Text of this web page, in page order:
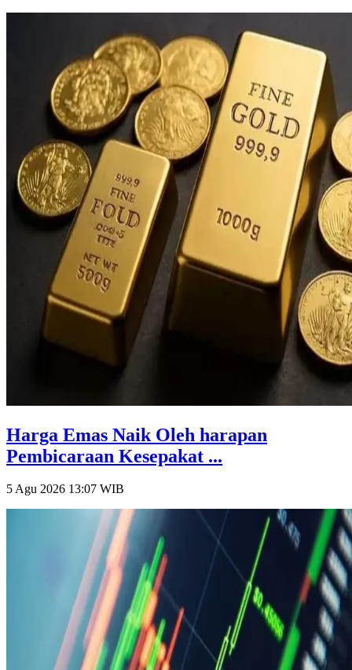
Harga Emas Naik Oleh harapan
Pembicaraan Kesepakat ...
5 Agu 2026 13:07 WIB